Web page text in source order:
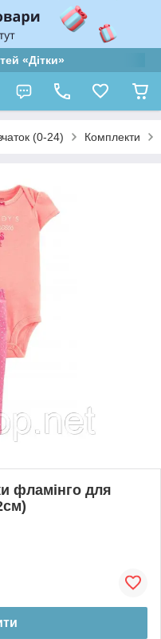
«Дітки»
(0-24) Комплекти
фламінго для